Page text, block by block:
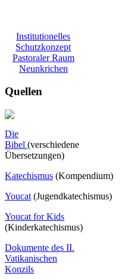
Institutionelles
Schutzkonzept
Pastoraler Raum
Neunkrichen
Quellen
Die
Bibel (verschiedene
Übersetzungen)
Katechismus (Kompendium)
Youcat (Jugendkatechismus)
Youcat for Kids
(Kinderkatechismus)
Dokumente des II.
Vatikanischen
Konzils